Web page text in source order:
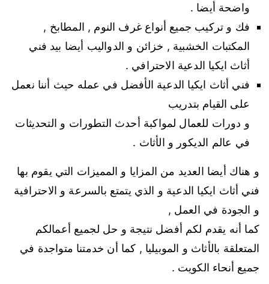
واضحة أيضا .
فك و تركيب جميع أنواع غرف النوم , المطابخ ,
المكتبات الخشبية , خزائن و الدواليب أيضا بيد فني
أثاث ايكيا الدعية الاحترافي .
فني أثاث ايكيا الدعية الأفضل في عمله حيث أننا نعمل
على القيام بتدريب
و دورات للعمال لمواكبة أحدث التطورات و التحديثات
في عالم الديكور و الأثاث .
و هناك أيضا العديد من المزايا و المميزات التي يقوم بها
فني أثاث ايكيا الدعية و الذي يتمتع بالسرعة و الاحترافية
و الجودة في العمل ,
كما أنه يقدم لكم أفضل نتيجة و حل لجميع أعمالكم
المتعلقة بالأثاث و الموبيليا , كما أن خدمتنا متواجدة في
جميع أنحاء الكويت .